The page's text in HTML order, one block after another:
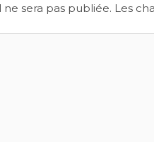
sera pas publiée. Les